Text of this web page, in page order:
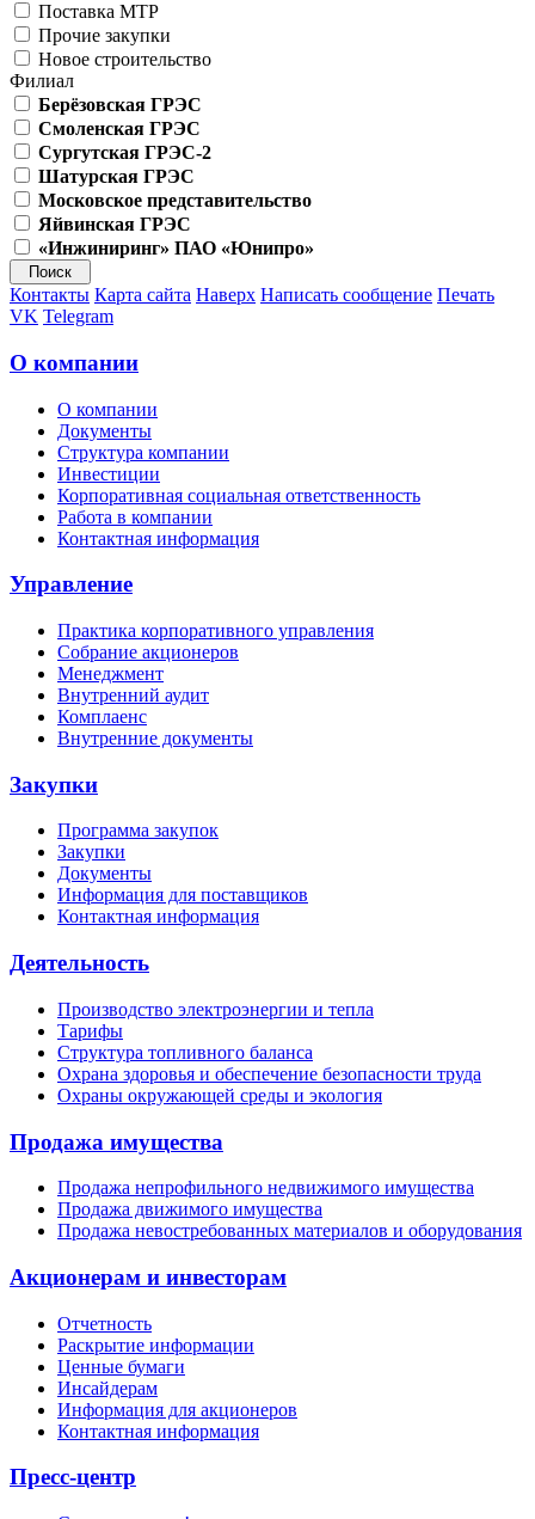
Поставка МТР
Прочие закупки
Новое строительство
Филиал
Берёзовская ГРЭС
Смоленская ГРЭС
Сургутская ГРЭС-2
Шатурская ГРЭС
Московское представительство
Яйвинская ГРЭС
«Инжиниринг» ПАО «Юнипро»
Контакты Карта сайта Наверх Написать сообщение Печать
VK Telegram
О компании
О компании
Документы
Структура компании
Инвестиции
Корпоративная социальная ответственность
Работа в компании
Контактная информация
Управление
Практика корпоративного управления
Собрание акционеров
Менеджмент
Внутренний аудит
Комплаенс
Внутренние документы
Закупки
Программа закупок
Закупки
Документы
Информация для поставщиков
Контактная информация
Деятельность
Производство электроэнергии и тепла
Тарифы
Структура топливного баланса
Охрана здоровья и обеспечение безопасности труда
Охраны окружающей среды и экология
Продажа имущества
Продажа непрофильного недвижимого имущества
Продажа движимого имущества
Продажа невостребованных материалов и оборудования
Акционерам и инвесторам
Отчетность
Раскрытие информации
Ценные бумаги
Инсайдерам
Информация для акционеров
Контактная информация
Пресс-центр